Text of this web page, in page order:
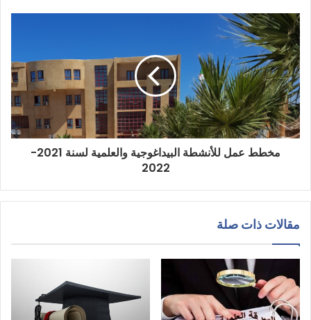
مخطط عمل للأنشطة البيداغوجية والعلمية لسنة 2021-
2022
مقالات ذات صلة